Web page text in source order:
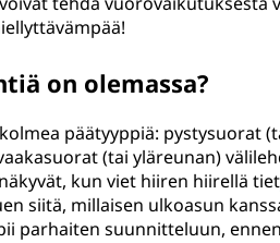
on olemassa?
päätyyppiä: pystysuorat
(tai yläreunan)
kun viet hiiren hiirellä
siitä, millaisen ulkoasun
parhaiten suunnitteluun,